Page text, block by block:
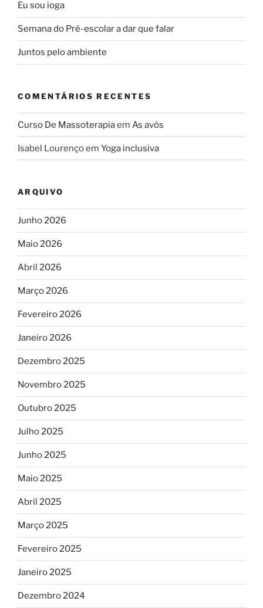
Eu sou ioga
Semana do Pré-escolar a dar que falar
Juntos pelo ambiente
COMENTÁRIOS RECENTES
Curso De Massoterapiaem As avós
Isabel Lourençoem Yoga inclusiva
ARQUIVO
Junho 2026
Maio 2026
Abril 2026
Março 2026
Fevereiro 2026
Janeiro 2026
Dezembro 2025
Novembro 2025
Outubro 2025
Julho 2025
Junho 2025
Maio 2025
Abril 2025
Março 2025
Fevereiro 2025
Janeiro 2025
Dezembro 2024